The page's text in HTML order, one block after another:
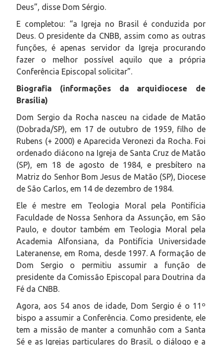
Deus”, disse Dom Sérgio.
E completou: “a Igreja no Brasil é conduzida por
Deus. O presidente da CNBB, assim como as outras
funções, é apenas servidor da Igreja procurando
fazer o melhor possível aquilo que a própria
Conferência Episcopal solicitar”.
Biografia (informações da arquidiocese de
Brasília)
Dom Sergio da Rocha nasceu na cidade de Matão
(Dobrada/SP), em 17 de outubro de 1959, filho de
Rubens (+ 2000) e Aparecida Veronezi da Rocha. Foi
ordenado diácono na Igreja de Santa Cruz de Matão
(SP), em 18 de agosto de 1984, e presbítero na
Matriz do Senhor Bom Jesus de Matão (SP), Diocese
de São Carlos, em 14 de dezembro de 1984.
Ele é mestre em Teologia Moral pela Pontifícia
Faculdade de Nossa Senhora da Assunção, em São
Paulo, e doutor também em Teologia Moral pela
Academia Alfonsiana, da Pontifícia Universidade
Lateranense, em Roma, desde 1997. A formação de
Dom Sergio o permitiu assumir a função de
presidente da Comissão Episcopal para Doutrina da
Fé da CNBB.
Agora, aos 54 anos de idade, Dom Sergio é o 11º
bispo a assumir a Conferência. Como presidente, ele
tem a missão de manter a comunhão com a Santa
Sé e as Igrejas particulares do Brasil, o diálogo e a